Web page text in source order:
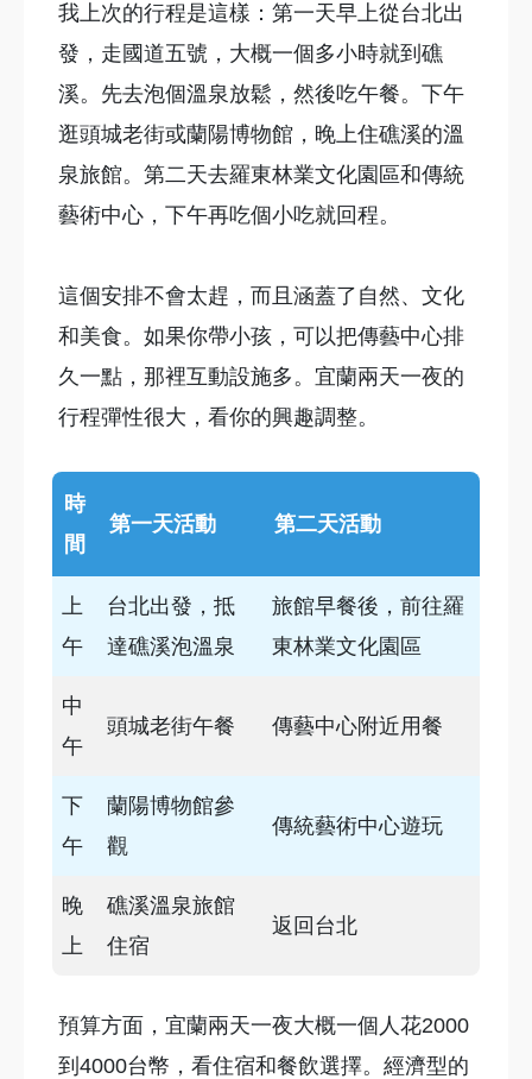
我上次的行程是這樣：第一天早上從台北出
發，走國道五號，大概一個多小時就到礁
溪。先去泡個溫泉放鬆，然後吃午餐。下午
逛頭城老街或蘭陽博物館，晚上住礁溪的溫
泉旅館。第二天去羅東林業文化園區和傳統
藝術中心，下午再吃個小吃就回程。
這個安排不會太趕，而且涵蓋了自然、文化
和美食。如果你帶小孩，可以把傳藝中心排
久一點，那裡互動設施多。宜蘭兩天一夜的
行程彈性很大，看你的興趣調整。
時
間
第一天活動 第二天活動
上
午
台北出發，抵
達礁溪泡溫泉
旅館早餐後，前往羅
東林業文化園區
中
午
頭城老街午餐 傳藝中心附近用餐
下
午
蘭陽博物館參
觀
傳統藝術中心遊玩
晚
上
礁溪溫泉旅館
住宿
返回台北
預算方面，宜蘭兩天一夜大概一個人花2000
到4000台幣，看住宿和餐飲選擇。經濟型的